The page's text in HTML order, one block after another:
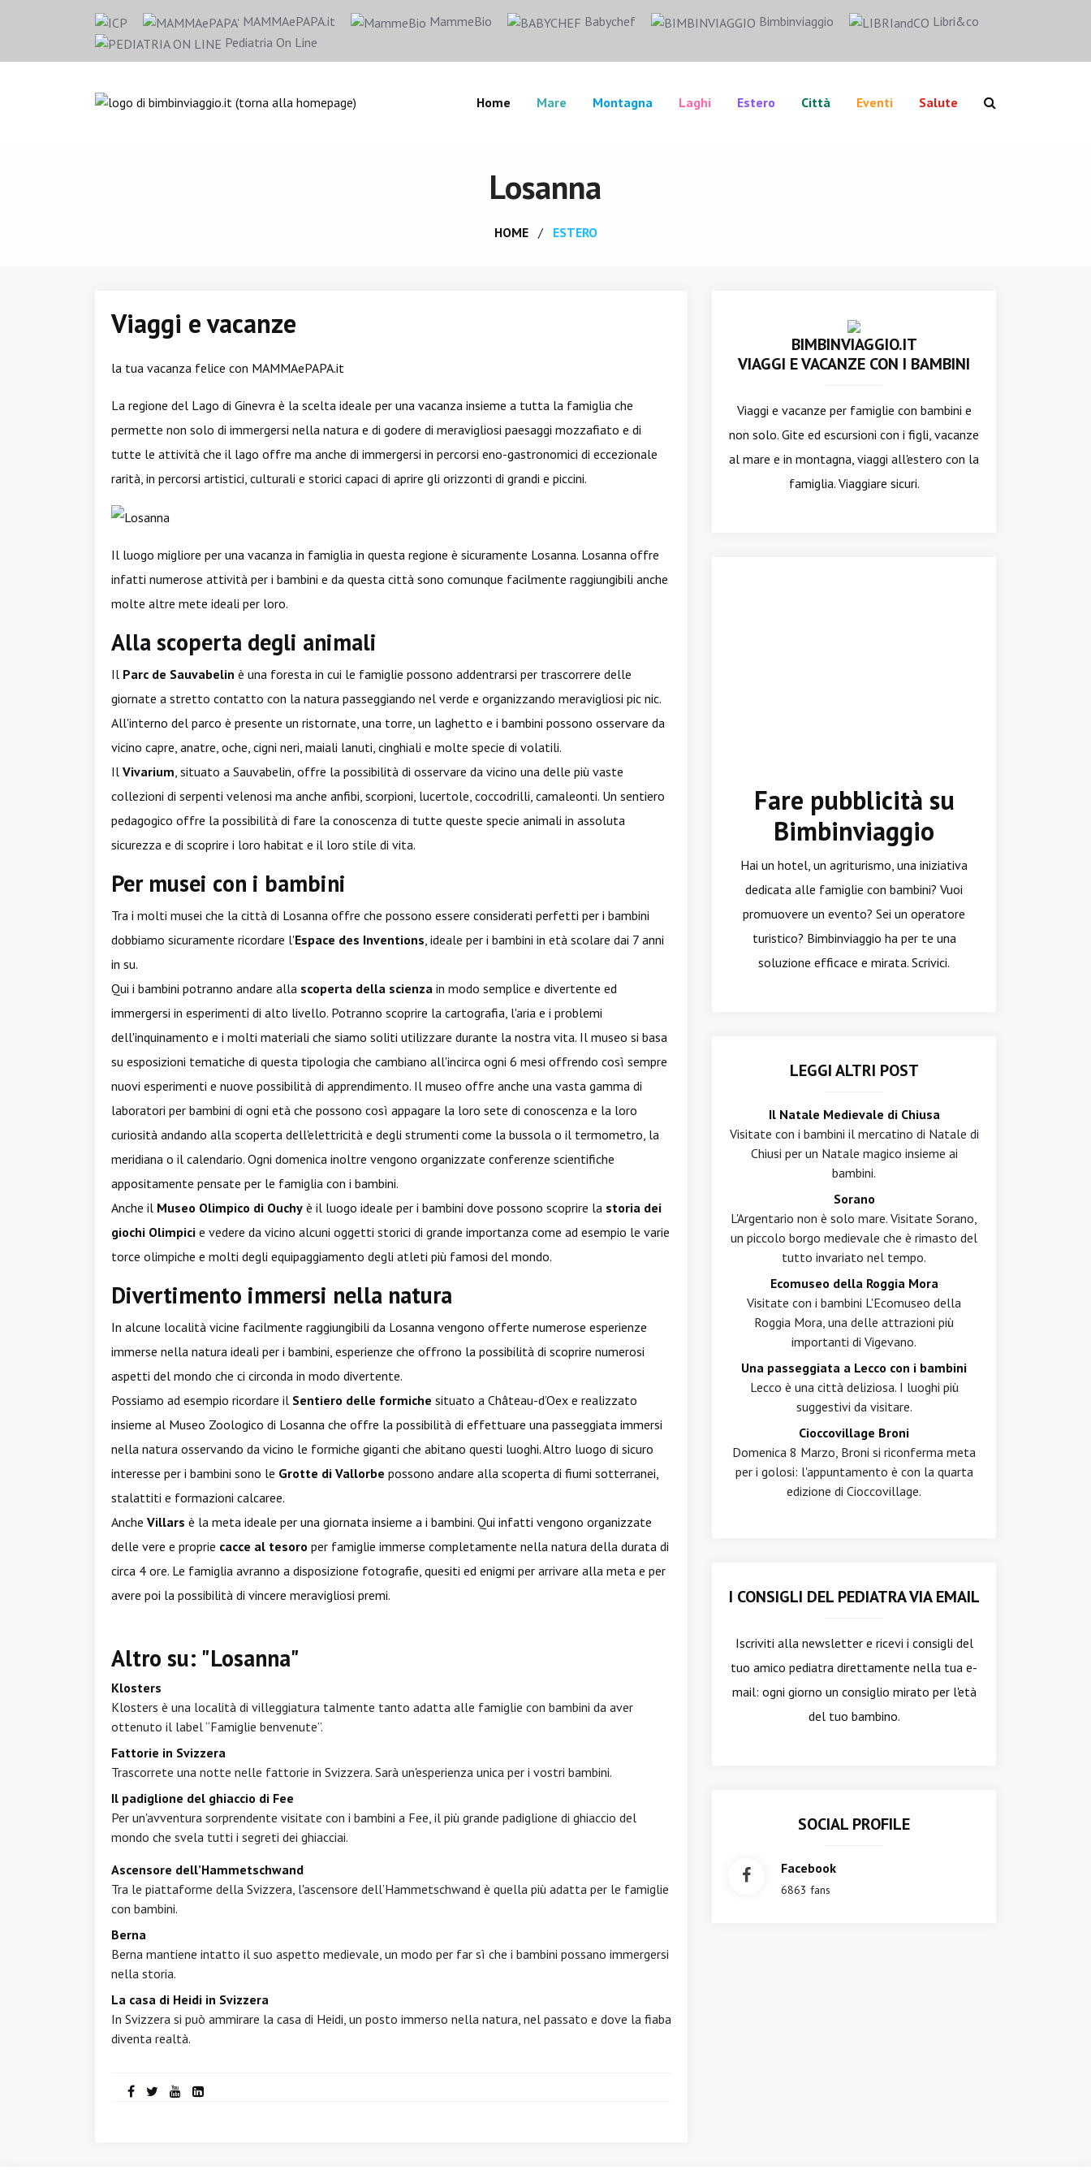
MAMMAePAPA.it MammeBio Babychef Bimbinviaggio
Libri&co
Pediatria On Line
Home Mare Montagna Laghi Estero Città Eventi Salute
Losanna
HOME ESTERO
Viaggi e vacanze
la tua vacanza felice con MAMMAePAPA.it
La regione del Lago di Ginevra è la scelta ideale per una vacanza insieme a tutta la famiglia che
permette non solo di immergersi nella natura e di godere di meravigliosi paesaggi mozzafiato e di
tutte le attività che il lago offre ma anche di immergersi in percorsi eno-gastronomici di eccezionale
rarità, in percorsi artistici, culturali e storici capaci di aprire gli orizzonti di grandi e piccini.
Il luogo migliore per una vacanza in famiglia in questa regione è sicuramente Losanna. Losanna offre
infatti numerose attività per i bambini e da questa città sono comunque facilmente raggiungibili anche
molte altre mete ideali per loro.
Alla scoperta degli animali
Il Parc de Sauvabelin è una foresta in cui le famiglie possono addentrarsi per trascorrere delle
giornate a stretto contatto con la natura passeggiando nel verde e organizzando meravigliosi pic nic.
All'interno del parco è presente un ristornate, una torre, un laghetto e i bambini possono osservare da
vicino capre, anatre, oche, cigni neri, maiali lanuti, cinghiali e molte specie di volatili.
Il Vivarium, situato a Sauvabelin, offre la possibilità di osservare da vicino una delle più vaste
collezioni di serpenti velenosi ma anche anfibi, scorpioni, lucertole, coccodrilli, camaleonti. Un sentiero
pedagogico offre la possibilità di fare la conoscenza di tutte queste specie animali in assoluta
sicurezza e di scoprire i loro habitat e il loro stile di vita.
Per musei con i bambini
Tra i molti musei che la città di Losanna offre che possono essere considerati perfetti per i bambini
dobbiamo sicuramente ricordare l'Espace des Inventions, ideale per i bambini in età scolare dai 7 anni
in su.
Qui i bambini potranno andare alla scoperta della scienza in modo semplice e divertente ed
immergersi in esperimenti di alto livello. Potranno scoprire la cartografia, l'aria e i problemi
dell'inquinamento e i molti materiali che siamo soliti utilizzare durante la nostra vita. Il museo si basa
su esposizioni tematiche di questa tipologia che cambiano all'incirca ogni 6 mesi offrendo così sempre
nuovi esperimenti e nuove possibilità di apprendimento. Il museo offre anche una vasta gamma di
laboratori per bambini di ogni età che possono così appagare la loro sete di conoscenza e la loro
curiosità andando alla scoperta dell'elettricità e degli strumenti come la bussola o il termometro, la
meridiana o il calendario. Ogni domenica inoltre vengono organizzate conferenze scientifiche
appositamente pensate per le famiglia con i bambini.
Anche il Museo Olimpico di Ouchy è il luogo ideale per i bambini dove possono scoprire la storia dei
giochi Olimpici e vedere da vicino alcuni oggetti storici di grande importanza come ad esempio le varie
torce olimpiche e molti degli equipaggiamento degli atleti più famosi del mondo.
Divertimento immersi nella natura
In alcune località vicine facilmente raggiungibili da Losanna vengono offerte numerose esperienze
immerse nella natura ideali per i bambini, esperienze che offrono la possibilità di scoprire numerosi
aspetti del mondo che ci circonda in modo divertente.
Possiamo ad esempio ricordare il Sentiero delle formiche situato a Château-d’Oex e realizzato
insieme al Museo Zoologico di Losanna che offre la possibilità di effettuare una passeggiata immersi
nella natura osservando da vicino le formiche giganti che abitano questi luoghi. Altro luogo di sicuro
interesse per i bambini sono le Grotte di Vallorbe possono andare alla scoperta di fiumi sotterranei,
stalattiti e formazioni calcaree.
Anche Villars è la meta ideale per una giornata insieme a i bambini. Qui infatti vengono organizzate
delle vere e proprie cacce al tesoro per famiglie immerse completamente nella natura della durata di
circa 4 ore. Le famiglia avranno a disposizione fotografie, quesiti ed enigmi per arrivare alla meta e per
avere poi la possibilità di vincere meravigliosi premi.
Altro su: "Losanna"
Klosters
Klosters è una località di villeggiatura talmente tanto adatta alle famiglie con bambini da aver
ottenuto il label “Famiglie benvenute”.
Fattorie in Svizzera
Trascorrete una notte nelle fattorie in Svizzera. Sarà un'esperienza unica per i vostri bambini.
Il padiglione del ghiaccio di Fee
Per un'avventura sorprendente visitate con i bambini a Fee, il più grande padiglione di ghiaccio del
mondo che svela tutti i segreti dei ghiacciai.
Ascensore dell’Hammetschwand
Tra le piattaforme della Svizzera, l'ascensore dell’Hammetschwand è quella più adatta per le famiglie
con bambini.
Berna
Berna mantiene intatto il suo aspetto medievale, un modo per far sì che i bambini possano immergersi
nella storia.
La casa di Heidi in Svizzera
In Svizzera si può ammirare la casa di Heidi, un posto immerso nella natura, nel passato e dove la fiaba
diventa realtà.
BIMBINVIAGGIO.IT
VIAGGI E VACANZE CON I BAMBINI
Viaggi e vacanze per famiglie con bambini e
non solo. Gite ed escursioni con i figli, vacanze
al mare e in montagna, viaggi all'estero con la
famiglia. Viaggiare sicuri.
Fare pubblicità su
Bimbinviaggio
Hai un hotel, un agriturismo, una iniziativa
dedicata alle famiglie con bambini? Vuoi
promuovere un evento? Sei un operatore
turistico? Bimbinviaggio ha per te una
soluzione efficace e mirata. Scrivici.
LEGGI ALTRI POST
Il Natale Medievale di Chiusa
Visitate con i bambini il mercatino di Natale di
Chiusi per un Natale magico insieme ai
bambini.
Sorano
L'Argentario non è solo mare. Visitate Sorano,
un piccolo borgo medievale che è rimasto del
tutto invariato nel tempo.
Ecomuseo della Roggia Mora
Visitate con i bambini L'Ecomuseo della
Roggia Mora, una delle attrazioni più
importanti di Vigevano.
Una passeggiata a Lecco con i bambini
Lecco è una città deliziosa. I luoghi più
suggestivi da visitare.
Cioccovillage Broni
Domenica 8 Marzo, Broni si riconferma meta
per i golosi: l'appuntamento è con la quarta
edizione di Cioccovillage.
I CONSIGLI DEL PEDIATRA VIA EMAIL
Iscriviti alla newslettere ricevi i consigli del
tuo amico pediatra direttamente nella tua e-
mail: ogni giorno un consiglio mirato per l'età
del tuo bambino.
SOCIAL PROFILE
Facebook
6863 fans